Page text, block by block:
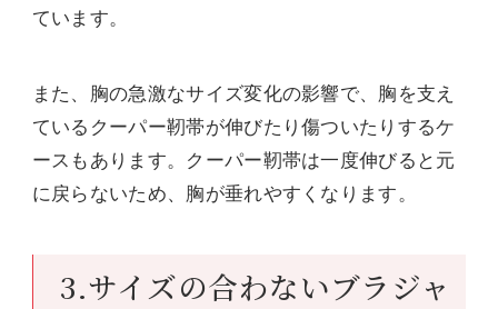
ています。
また、胸の急激なサイズ変化の影響で、胸を支え
ているクーパー靭帯が伸びたり傷ついたりするケ
ースもあります。クーパー靭帯は一度伸びると元
に戻らないため、胸が垂れやすくなります。
3.サイズの合わないブラジャ